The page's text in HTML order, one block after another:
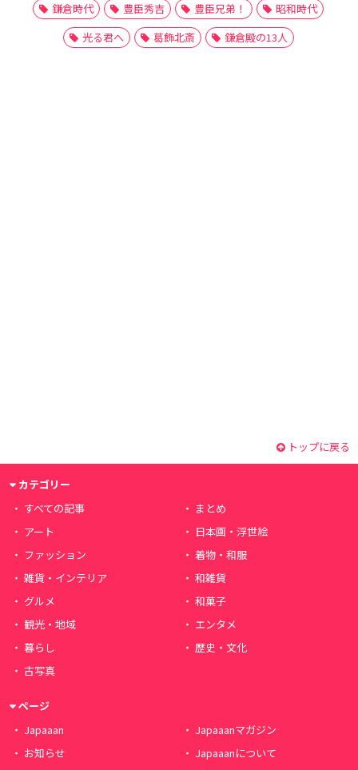
鎌倉時代
豊臣秀吉 豊臣兄弟！
昭和時代
光る君へ
葛飾北斎 鎌倉殿の13人
トップに戻る
カテゴリー
すべての記事
まとめ
アート
日本画・浮世絵
ファッション
着物・和服
雑貨・インテリア
和雑貨
グルメ
和菓子
観光・地域
エンタメ
暮らし
歴史・文化
古写真
ページ
Japaaan
Japaaanマガジン
お知らせ
Japaaanについて